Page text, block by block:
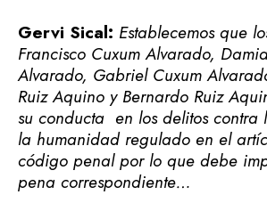
Gervi Sical: Establecemos que
Francisco Cuxum Alvarado,
Alvarado, Gabriel Cuxum
Ruiz Aquino y Bernardo Ruiz
su conducta en los delitos contra
la humanidad regulado en el
código penal por lo que debe
pena correspondiente…